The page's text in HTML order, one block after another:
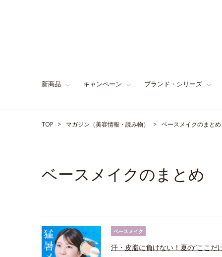
新商品 キャンペーン ブランド・シリーズ
TOP マガジン（美容情報・読み物） ベースメイクのまとめ
ベースメイクのまとめ
ベースメイク
汗・皮脂に負けない！夏の“ここだ